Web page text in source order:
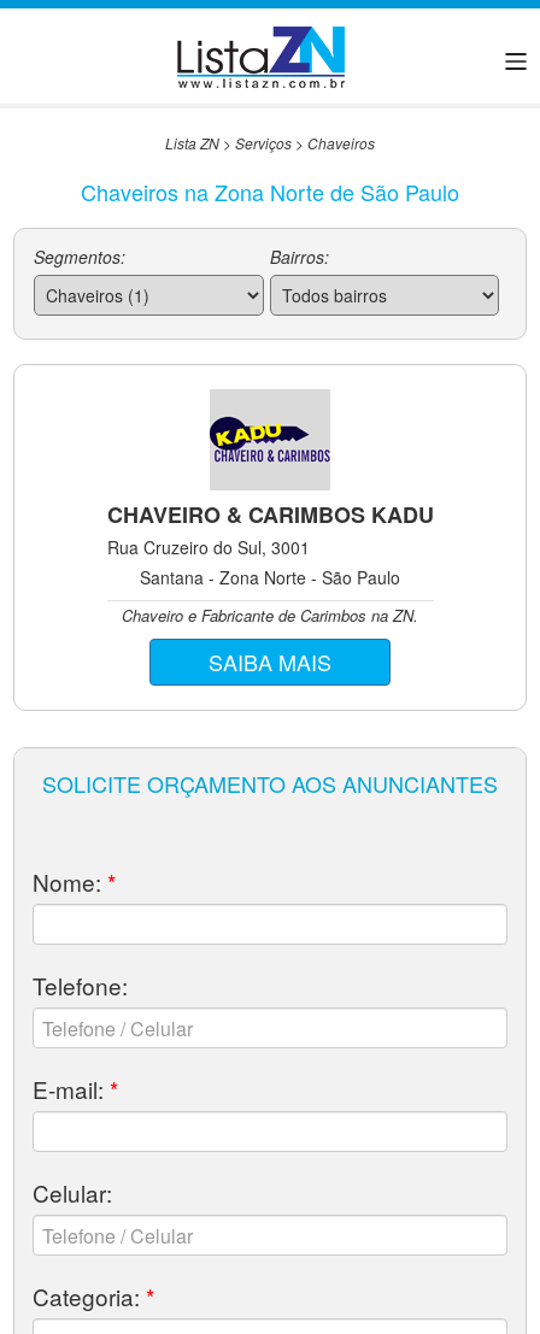
Lista ZN > Serviços > Chaveiros
Chaveiros na Zona Norte de São Paulo
Segmentos: Bairros:
CHAVEIRO & CARIMBOS KADU
Rua Cruzeiro do Sul, 3001
Santana - Zona Norte - São Paulo
Chaveiro e Fabricante de Carimbos na ZN.
SAIBA MAIS